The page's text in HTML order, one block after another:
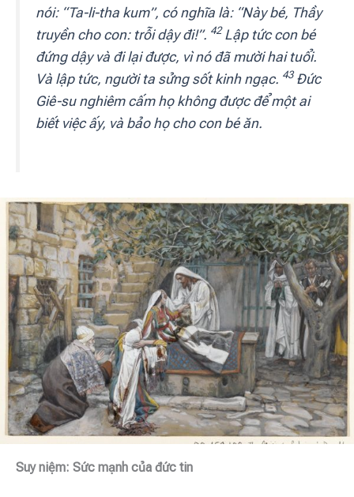
nói: “Ta-li-tha kum”, có nghĩa là: “Này bé, Thầy
truyền cho con: trỗi dậy đi!”. 42Lập tức con bé
đứng dậy và đi lại được, vì nó đã mười hai tuổi.
Và lập tức, người ta sửng sốt kinh ngạc. 43Đức
Giê-su nghiêm cấm họ không được để một ai
biết việc ấy, và bảo họ cho con bé ăn.
Suy niệm: Sức mạnh của đức tin